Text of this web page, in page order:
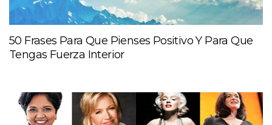
50 Frases Para Que Pienses Positivo Y Para Que
Tengas Fuerza Interior